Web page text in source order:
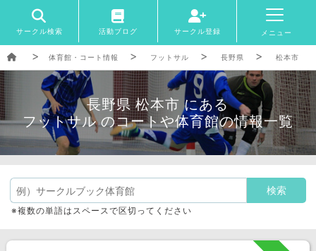
サークル検索 活動ブログ サークル登録 メニュー
体育館・コート情報 フットサル 長野県 松本市
長野県 松本市 にある
フットサル のコートや体育館の情報一覧
※複数の単語はスペースで区切ってください